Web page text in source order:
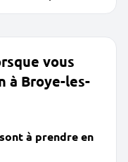
vous
à Broye-les-
à prendre en